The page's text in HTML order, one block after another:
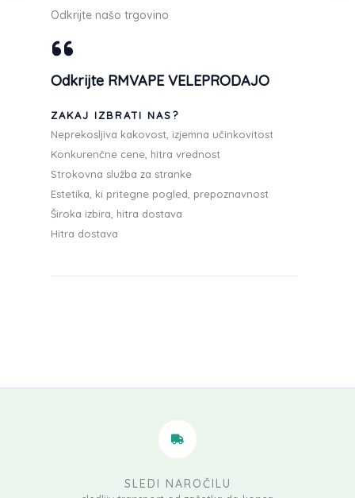
Odkrijte našo trgovino
Odkrijte RMVAPE VELEPRODAJO
ZAKAJ IZBRATI NAS?
Neprekosljiva kakovost, izjemna učinkovitost
Konkurenčne cene, hitra vrednost
Strokovna služba za stranke
Estetika, ki pritegne pogled, prepoznavnost
Široka izbira, hitra dostava
Hitra dostava
SLEDI NAROČILU